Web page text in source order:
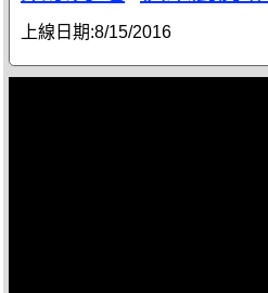
上線日期:8/15/2016